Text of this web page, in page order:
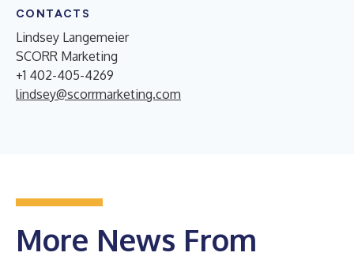
CONTACTS
Lindsey Langemeier
SCORR Marketing
+1 402-405-4269
lindsey@scorrmarketing.com
More News From